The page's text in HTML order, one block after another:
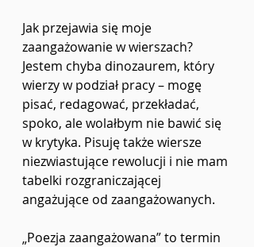
Jak przejawia się moje
zaangażowanie w wierszach?
Jestem chyba dinozaurem, który
wierzy w podział pracy – mogę
pisać, redagować, przekładać,
spoko, ale wolałbym nie bawić się
w krytyka. Pisuję także wiersze
niezwiastujące rewolucji i nie mam
tabelki rozgraniczającej
angażujące od zaangażowanych.
„Poezja zaangażowana” to termin